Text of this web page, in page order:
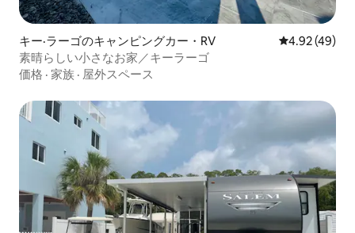
キー·ラーゴのキャンピングカー・RV レビュー49
4.92 (49)
素晴らしい小さなお家／キーラーゴ
価格 · 家族 · 屋外スペース